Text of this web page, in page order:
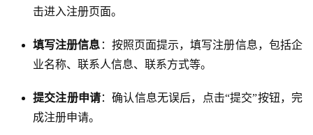
击进入注册页面。
填写注册信息 ：按照页面提示，填写注册信息，包括企
业名称、联系人信息、联系方式等。
提交注册申请：确认信息无误后，点击“提交”按钮，完
成注册申请。